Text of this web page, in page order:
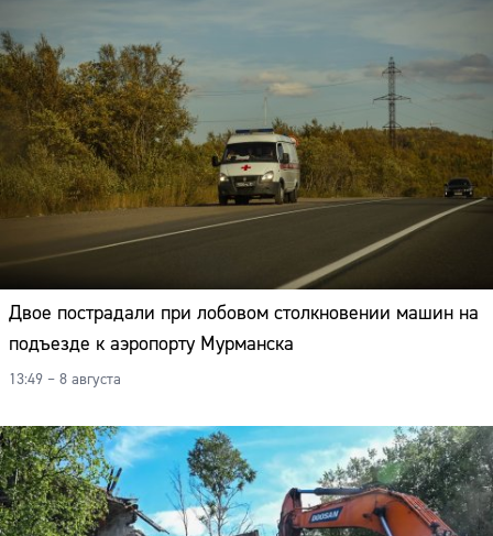
Двое пострадали при лобовом столкновении машин на
подъезде к аэропорту Мурманска
13:49 – 8 августа